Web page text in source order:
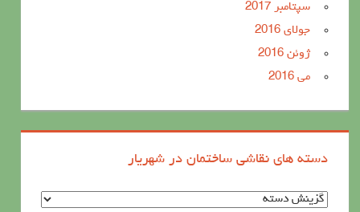
سپتامبر 2017
جولای 2016
ژوئن 2016
می 2016
دسته های نقاشی ساختمان در شهریار
د